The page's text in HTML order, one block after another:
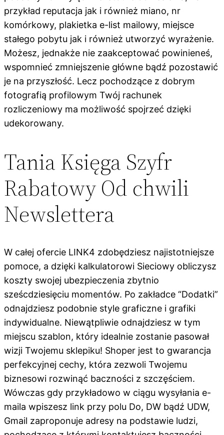
przykład reputacja jak i również miano, nr
komórkowy, plakietka e-list mailowy, miejsce
stałego pobytu jak i również utworzyć wyrażenie.
Możesz, jednakże nie zaakceptować powinieneś,
wspomnieć zmniejszenie główne bądź pozostawić
je na przyszłość. Lecz pochodzące z dobrym
fotografią profilowym Twój rachunek
rozliczeniowy ma możliwość spojrzeć dzięki
udekorowany.
Tania Księga Szyfr
Rabatowy Od chwili
Newslettera
W całej ofercie LINK4 zdobędziesz najistotniejsze
pomoce, a dzięki kalkulatorowi Sieciowy obliczysz
koszty swojej ubezpieczenia zbytnio
sześcdziesięciu momentów. Po zakładce “Dodatki”
odnajdziesz podobnie style graficzne i grafiki
indywidualne. Niewątpliwie odnajdziesz w tym
miejscu szablon, który idealnie zostanie pasował
wizji Twojemu sklepiku! Shoper jest to gwarancja
perfekcyjnej cechy, która zezwoli Twojemu
biznesowi rozwinąć baczności z szczęściem.
Wówczas gdy przykładowo w ciągu wysyłania e-
maila wpiszesz link przy polu Do, DW bądź UDW,
Gmail zaproponuje adresy na podstawie ludzi,